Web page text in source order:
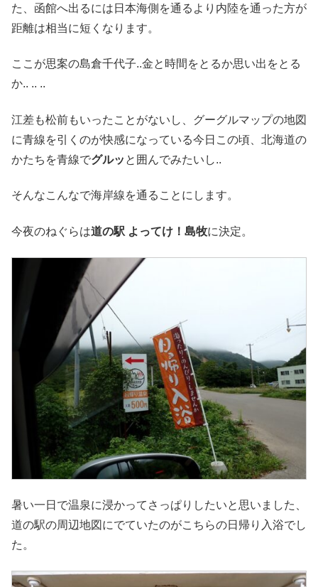
た、函館へ出るには日本海側を通るより内陸を通った方が
距離は相当に短くなります。
ここが思案の島倉千代子..金と時間をとるか思い出をとる
か.. .. ..
江差も松前もいったことがないし、グーグルマップの地図
に青線を引くのが快感になっている今日この頃、北海道の
かたちを青線でグルッ と囲んでみたいし..
そんなこんなで海岸線を通ることにします。
今夜のねぐらは道の駅 よってけ！島牧に決定。
暑い一日で温泉に浸かってさっぱりしたいと思いました、
道の駅の周辺地図にでていたのがこちらの日帰り入浴でし
た。